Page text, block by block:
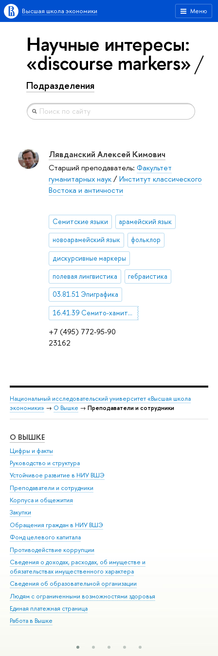
Меню
Высшая школа экономики
Научные интересы:
«discourse markers»
Подразделения
+7 (495) 772-95-90
23162
Лявданский Алексей Кимович
Старший преподаватель: Факультет
гуманитарных наук/Институт классического
Востока и античности
Семитские языки арамейский язык
новоарамейский язык фольклор
дискурсивные маркеры
полевая лингвистика гебраистика
03.81.51 Эпиграфика
16.41.39 Семито-хамитские языки
Национальный исследовательский университет «Высшая школа
экономики» → О Вышке → Преподаватели и сотрудники
О ВЫШКЕ
Цифры и факты
Руководство и структура
Устойчивое развитие в НИУ ВШЭ
Преподаватели и сотрудники
Корпуса и общежития
Закупки
Обращения граждан в НИУ ВШЭ
Фонд целевого капитала
Противодействие коррупции
Сведения о доходах, расходах, об имуществе и
обязательствах имущественного характера
Сведения об образовательной организации
Людям с ограниченными возможностями здоровья
Единая платежная страница
Работа в Вышке